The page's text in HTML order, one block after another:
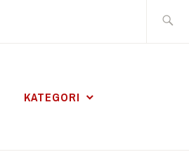
KATEGORI